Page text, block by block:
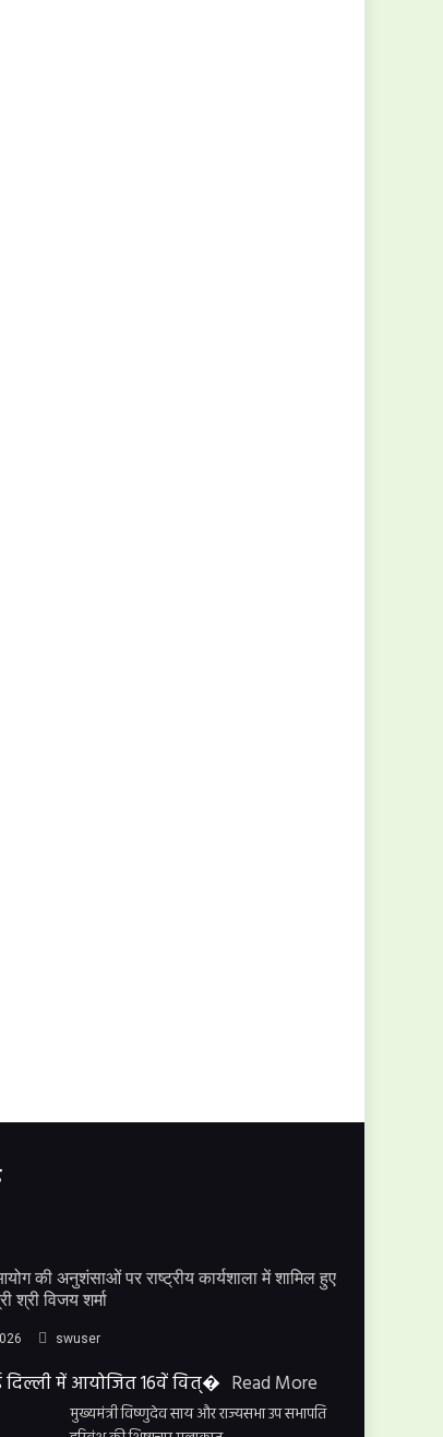
की अनुशंसाओं पर राष्ट्रीय कार्यशाला में शामिल हुए
श्री विजय शर्मा
swuser
दिल्ली में आयोजित 16वें वित्� Read More
मुख्यमंत्री विष्णुदेव साय और राज्यसभा उप सभापति